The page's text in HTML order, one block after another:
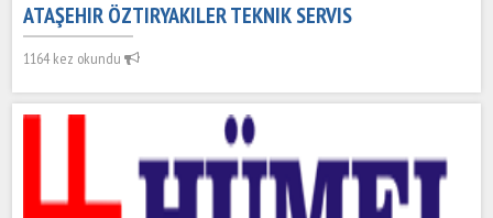
ATAŞEHIR ÖZTIRYAKILER TEKNIK SERVIS
1164 kez okundu